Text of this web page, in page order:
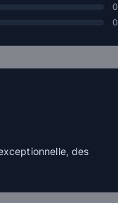
0
0
des